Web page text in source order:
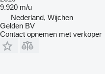
9.920 m/u
Nederland, Wijchen
Gelden BV
Contact opnemen met verkoper